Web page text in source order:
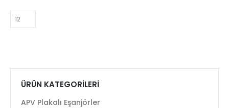
ÜRÜN KATEGORILERI
APV Plakalı Eşanjörler